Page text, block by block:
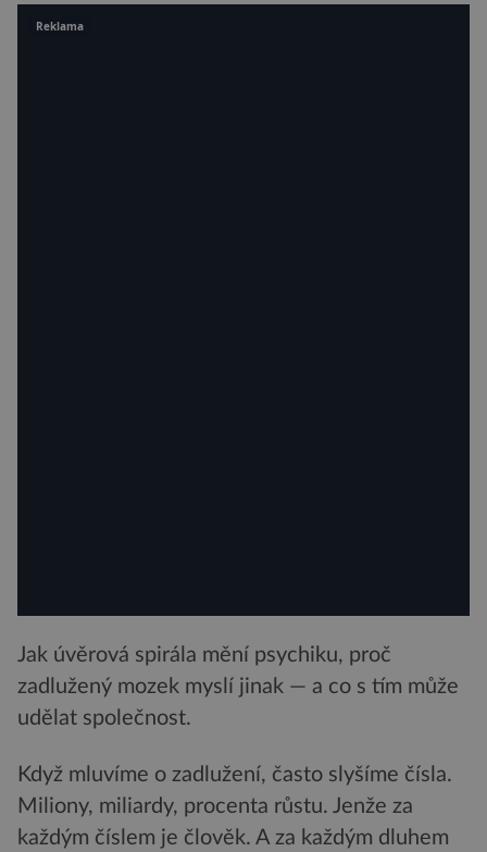
Jak úvěrová spirála mění psychiku, proč
zadlužený mozek myslí jinak — a co s tím může
udělat společnost.
Když mluvíme o zadlužení, často slyšíme čísla.
Miliony, miliardy, procenta růstu. Jenže za
každým číslem je člověk. A za každým dluhem
Reklama